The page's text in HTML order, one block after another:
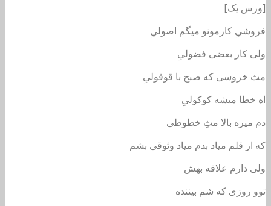
[ورس یک]
فروشیِ کارمونو میگم اصولیِ
ولی کار بعضی فضولیِ
مث خروسی که صبح با قوقولیِ
اه خطا میشه کوکولیِ
دم میره بالا مثِ خطوطی
که از قلم میاد بدم میاد وثوقی بشم
ولی دارم علاقه بهش
توو روزی که شم بیننده